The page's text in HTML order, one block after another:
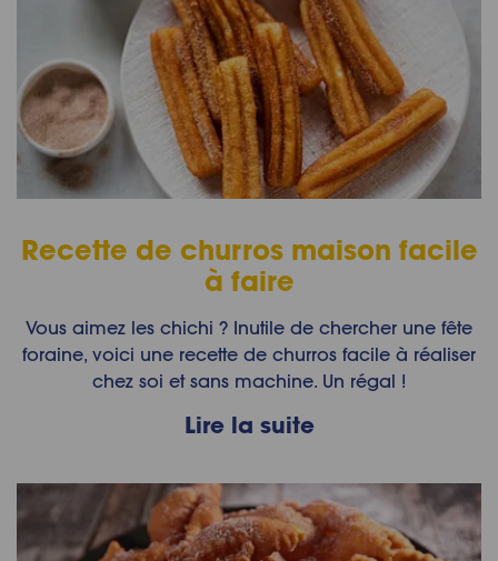
Recette de churros maison facile
à faire
Vous aimez les chichi ? Inutile de chercher une fête
foraine, voici une recette de churros facile à réaliser
chez soi et sans machine. Un régal !
Lire la suite